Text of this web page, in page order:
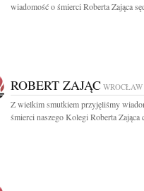
wiadomość o śmierci Roberta Zająca
ROBERT ZAJĄC WROCŁAW
Z wielkim smutkiem przyjęliśmy
śmierci naszego Kolegi Roberta Zająca